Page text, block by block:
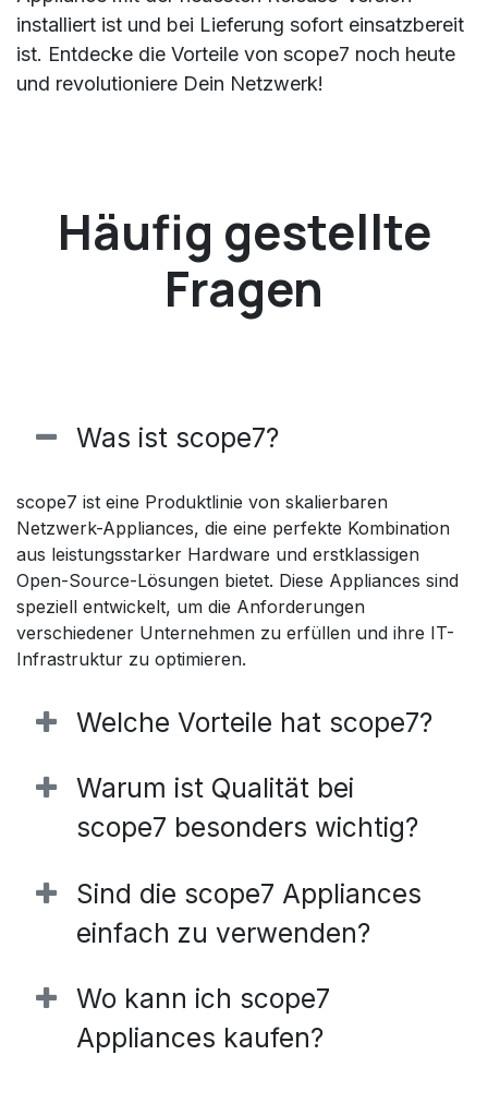
installiert ist und bei Lieferung sofort einsatzbereit
ist. Entdecke die Vorteile von scope7 noch heute
und revolutioniere Dein Netzwerk!
Häufig gestellte
Fragen
Was ist scope7?
scope7 ist eine Produktlinie von skalierbaren
Netzwerk-Appliances, die eine perfekte Kombination
aus leistungsstarker Hardware und erstklassigen
Open-Source-Lösungen bietet. Diese Appliances sind
speziell entwickelt, um die Anforderungen
verschiedener Unternehmen zu erfüllen und ihre IT-
Infrastruktur zu optimieren.
Welche Vorteile hat scope7?
Warum ist Qualität bei
scope7 besonders wichtig?
Sind die scope7 Appliances
einfach zu verwenden?
Wo kann ich scope7
Appliances kaufen?